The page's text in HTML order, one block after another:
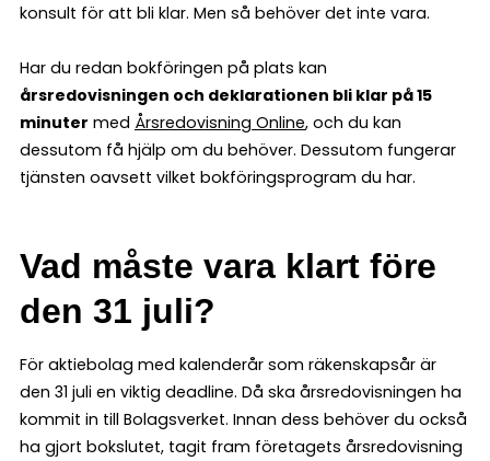
konsult för att bli klar. Men så behöver det inte vara.
Har du redan bokföringen på plats kan
årsredovisningen och deklarationen bli klar på 15
minuter med Årsredovisning Online, och du kan
dessutom få hjälp om du behöver. Dessutom fungerar
tjänsten oavsett vilket bokföringsprogram du har.
Vad måste vara klart före
den 31 juli?
För aktiebolag med kalenderår som räkenskapsår är
den 31 juli en viktig deadline. Då ska årsredovisningen ha
kommit in till Bolagsverket. Innan dess behöver du också
ha gjort bokslutet, tagit fram företagets årsredovisning